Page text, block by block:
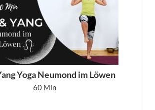
Yoga Neumond im Löwen
60